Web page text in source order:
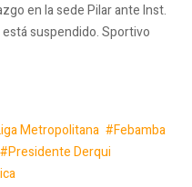
en la sede Pilar ante Inst.
suspendido. Sportivo
Metropolitana
Febamba
Presidente Derqui